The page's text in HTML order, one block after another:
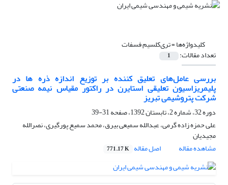
کلیدواژه‌ها =تری‌کلسیم فسفات
تعداد مقالات: 1
بررسی عامل‌های تعلیق کننده بر توزیع اندازه ذره ها در
پلیمریزاسیون تعلیقی استایرن در راکتور مقیاس نیمه صنعتی
شرکت پتروشیمی تبریز
دوره 32، شماره 2، تابستان 1392، صفحه
31-39
علی حمزه زاده گرمی، عبدالله سمیعی بیرق، محمد سمیع پورگیری، نصرالله
مجیدیان
مشاهده مقاله
اصل مقاله 771.17 K